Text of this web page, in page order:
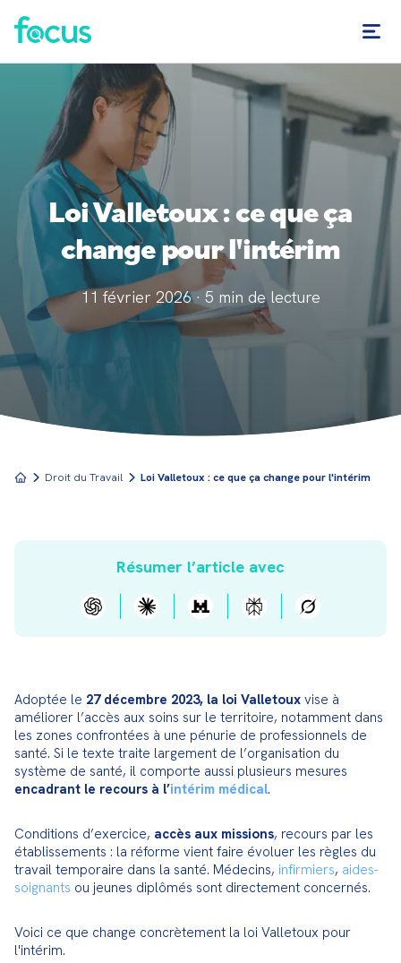
Loi Valletoux : ce que ça
change pour l'intérim
11 février 2026 · 5 min de lecture
Droit du Travail Loi Valletoux : ce que ça change pour l'intérim
Résumer l’article avec
Adoptée le 27 décembre 2023, la loi Valletoux vise à
améliorer l’accès aux soins sur le territoire, notamment dans
les zones confrontées à une pénurie de professionnels de
santé. Si le texte traite largement de l’organisation du
encadrant le recours à l’intérim médical.
Conditions d’exercice, accès aux missions, recours par les
établissements : la réforme vient faire évoluer les règles du
travail temporaire dans la santé. Médecins, infirmiers, aides-
soignants ou jeunes diplômés sont directement concernés.
Voici ce que change concrètement la loi Valletoux pour
l'intérim.